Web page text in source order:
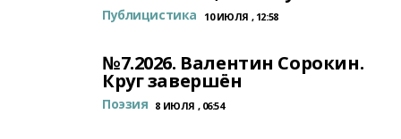
Публицистика 10 ИЮЛЯ , 12:58
№7.2026. Валентин Сорокин.
Круг завершён
Поэзия 8 ИЮЛЯ , 06:54